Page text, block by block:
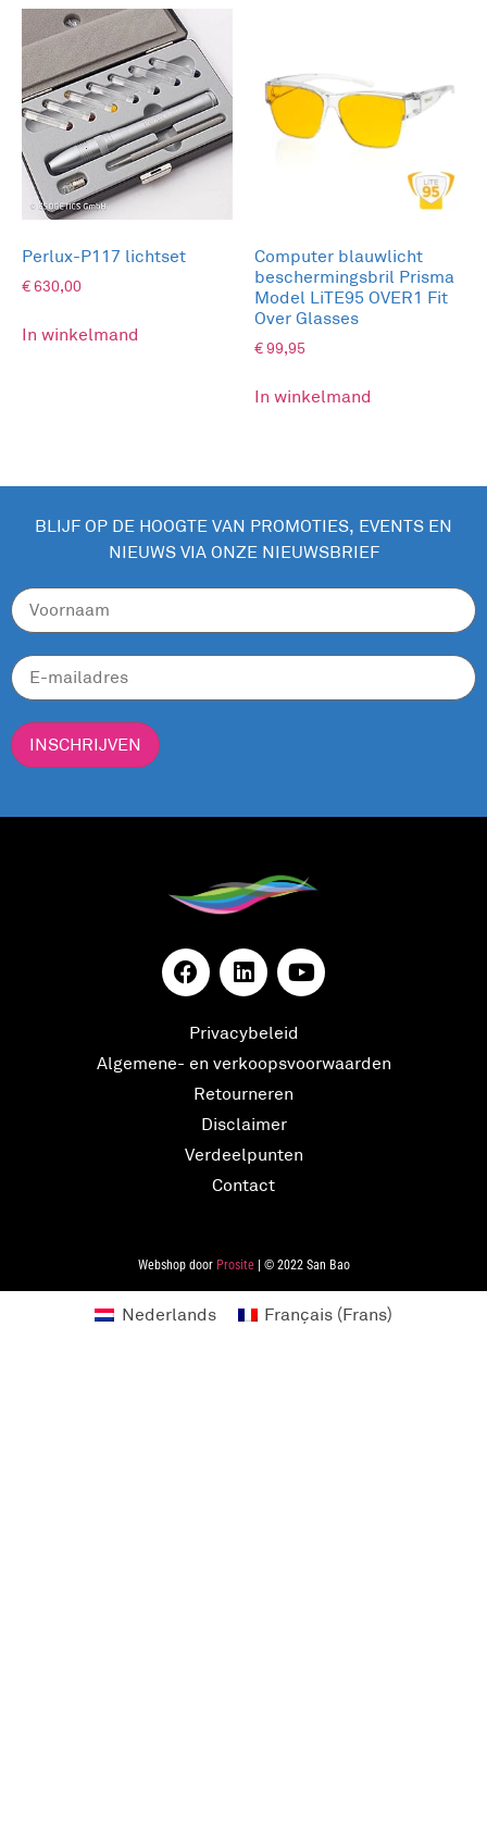
Perlux-P117 lichtset
€630,00
In winkelmand
Computer blauwlicht
beschermingsbril Prisma
Model LiTE95 OVER1 Fit
Over Glasses
€99,95
In winkelmand
BLIJF OP DE HOOGTE VAN PROMOTIES, EVENTS EN
NIEUWS VIA ONZE NIEUWSBRIEF
INSCHRIJVEN
Privacybeleid
Algemene- en verkoopsvoorwaarden
Retourneren
Disclaimer
Verdeelpunten
Contact
Webshop door Prosite| © 2022 San Bao
Nederlands Français(Frans)